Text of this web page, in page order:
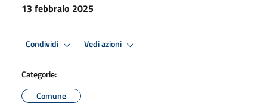
13 febbraio 2025
Condividi Vedi azioni
Categorie:
Comune